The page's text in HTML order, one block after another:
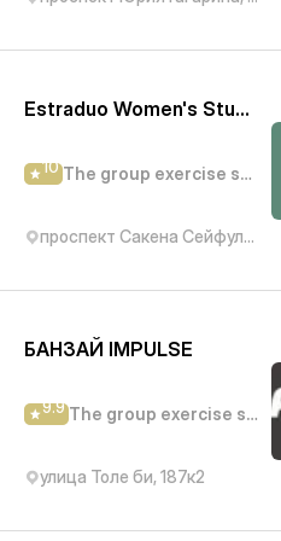
Estraduo Women's Studio
10 The group exercise studio
проспект Сакена Сейфуллина, 330
БАНЗАЙ IMPULSE
9.9 The group exercise studio
улица Толе би, 187к2